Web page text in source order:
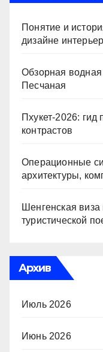
Понятие и
дизайне
Обзорная водная
Песчаная
Пхукет-2026: гид
контрастов
Операционные
архитектуры,
Шенгенская
туристической
Архив
Июль 2026
Июнь 2026